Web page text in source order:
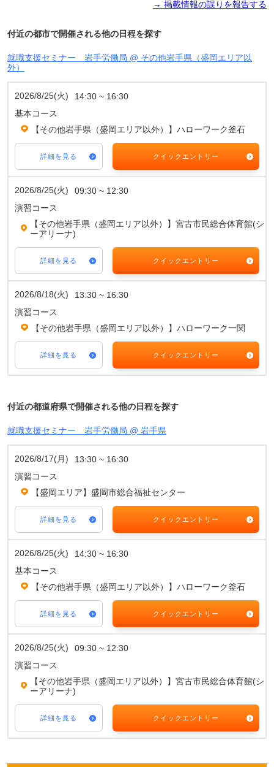
→ 掲載情報の誤りを報告する
付近の都市で開催される他の日程を探す
就職支援セミナー 岩手労働局 @ その他岩手県（盛岡エリア以
外）
2026/8/25(火)
14:30 ~ 16:30
基本コース
【その他岩手県（盛岡エリア以外）】ハローワーク釜石
詳細を見る クイックエントリー
2026/8/25(火)
09:30 ~ 12:30
演習コース
【その他岩手県（盛岡エリア以外）】宮古市民総合体育館(シ
ーアリーナ)
詳細を見る クイックエントリー
2026/8/18(火)
13:30 ~ 16:30
演習コース
【その他岩手県（盛岡エリア以外）】ハローワーク一関
詳細を見る クイックエントリー
付近の都道府県で開催される他の日程を探す
就職支援セミナー 岩手労働局 @ 岩手県
2026/8/17(月)
13:30 ~ 16:30
演習コース
【盛岡エリア】盛岡市総合福祉センター
詳細を見る クイックエントリー
2026/8/25(火)
14:30 ~ 16:30
基本コース
【その他岩手県（盛岡エリア以外）】ハローワーク釜石
詳細を見る クイックエントリー
2026/8/25(火)
09:30 ~ 12:30
演習コース
【その他岩手県（盛岡エリア以外）】宮古市民総合体育館(シ
ーアリーナ)
詳細を見る クイックエントリー